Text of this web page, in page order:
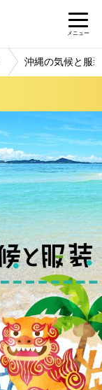
メニュー
沖縄の気候と服